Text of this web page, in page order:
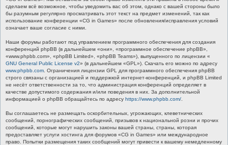
сделаем всё возможное, чтобы уведомить вас об этом, однако с вашей стороны было
бы разумным регулярно просматривать этот текст на предмет изменений, так как
использование конференции «CG in Games» после обновления/исправления условий
означает ваше согласие с ними.
Наши форумы работают под управлением программного обеспечения для создания
конференций phpBB (в дальнейшем «они», «программное обеспечение phpBB»,
«www.phpbb.com», «phpBB Limited», «phpBB Teams»), выпущенного по лицензии «
GNU General Public License v2» (в дальнейшем «GPL»). Скачать его можно по адресу
www.phpbb.com . Ограничения лицензии GPL для программного обеспечения phpBB
строго связаны с организацией и поддержкой интернет-конференций, и phpBB Limited
не несёт ответственности за то, что администрация конференций определяет в
качестве допустимого содержания и/или поведения в них. За дополнительной
информацией о phpBB обращайтесь по адресу https://www.phpbb.com/
Вы соглашаетесь не размещать оскорбительных, угрожающих, клеветнических
сообщений, порнографических сообщений, призывов к национальной розни и прочих
сообщений, которые могут нарушить законы вашей страны, страны, которая
предоставляет услуги хостинга для форумов «CG in Games» или международное
право. Попытки размещения таких сообщений могут привести к вашему немедленному